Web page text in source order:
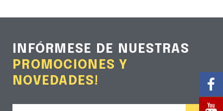
INFÓRMESE DE NUESTRAS
PROMOCIONES Y
NOVEDADES!